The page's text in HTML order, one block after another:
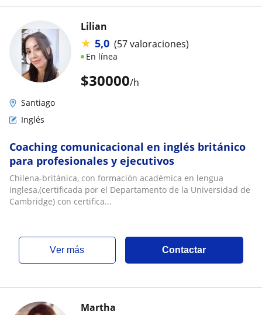
$30000/h
Lilian
★ 5,0 (57 valoraciones)
En línea
Santiago
Inglés
Coaching comunicacional en inglés británico
para profesionales y ejecutivos
Chilena-británica, con formación académica en lengua
inglesa,(certificada por el Departamento de la Universidad de
Cambridge) con certifica...
ver más Contactar
Martha